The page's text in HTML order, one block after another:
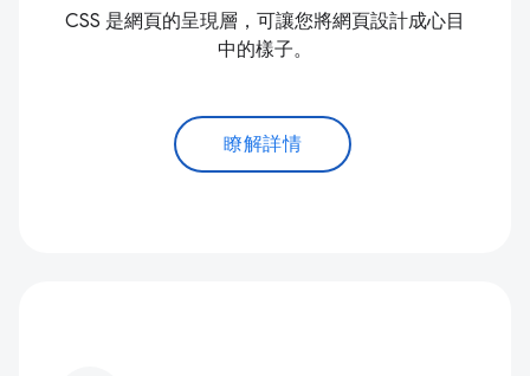
CSS 是網頁的呈現層，可讓您將網頁設計成心目
中的樣子。
瞭解詳情